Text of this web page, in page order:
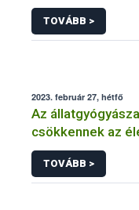
TOVÁBB >
2023. február 27, hétfő
Az
csökkennek az
TOVÁBB >